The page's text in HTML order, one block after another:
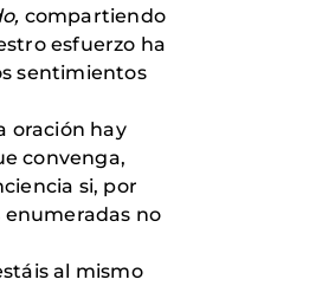
compartiendo
esfuerzo ha
sentimientos
oración hay
convenga,
si, por
enumeradas no
al mismo